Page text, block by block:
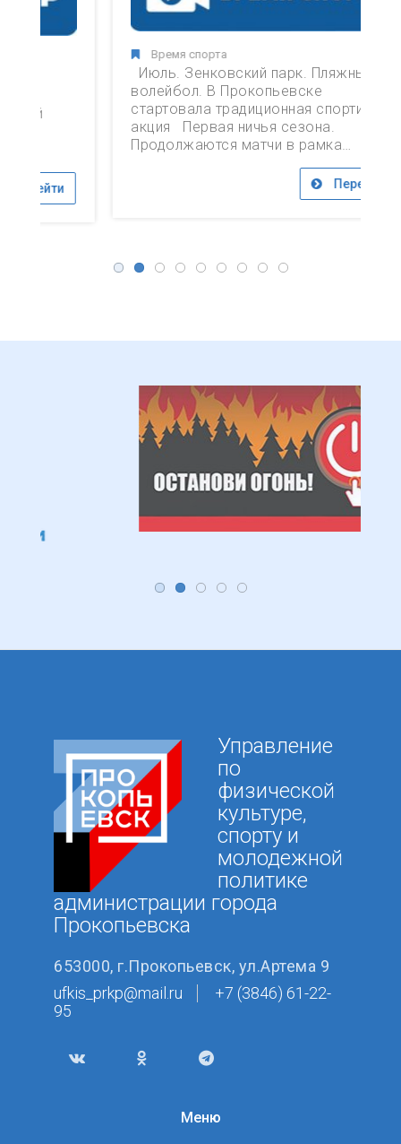
Время спорта
Июль. Зенковский парк. Пляжный
волейбол. В Прокопьевске
стартовала традиционная спортивная
акция Первая ничья сезона.
Продолжаются матчи в рамка…
Перейти
Управление
по
физической
культуре,
спорту и
молодежной
политике
администрации города
Прокопьевска
653000, г.Прокопьевск, ул.Артема 9
ufkis_prkp@mail.ru
+7 (3846) 61-22-
95
Меню